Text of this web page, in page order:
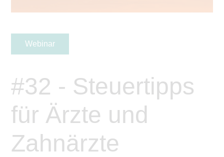
Webinar
#32 - Steuertipps
für Ärzte und
Zahnärzte